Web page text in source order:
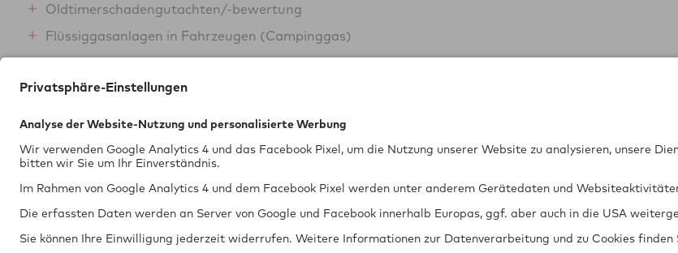
Oldtimerschadengutachten/-bewertung
Flüssiggasanlagen in Fahrzeugen (Campinggas)
Schallpegelmessung
Tech­nik braucht